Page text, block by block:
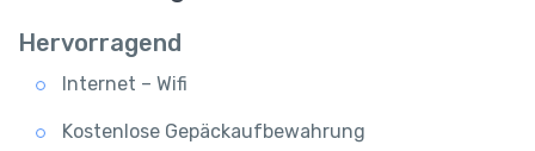
Hervorragend
Internet – Wifi
Kostenlose Gepäckaufbewahrung